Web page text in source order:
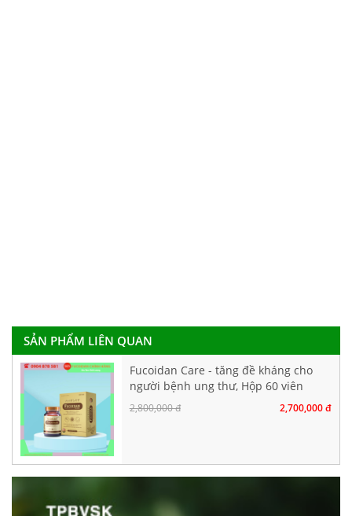
SẢN PHẨM LIÊN QUAN
Fucoidan Care - tăng đề kháng cho
người bệnh ung thư, Hộp 60 viên
nang cứng
2,800,000 đ 2,700,000 đ